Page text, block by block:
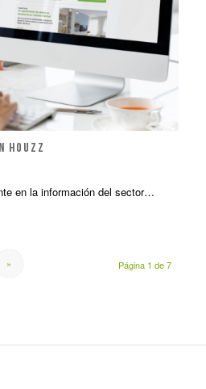
en la información del sector…
Página 1 de 7
»